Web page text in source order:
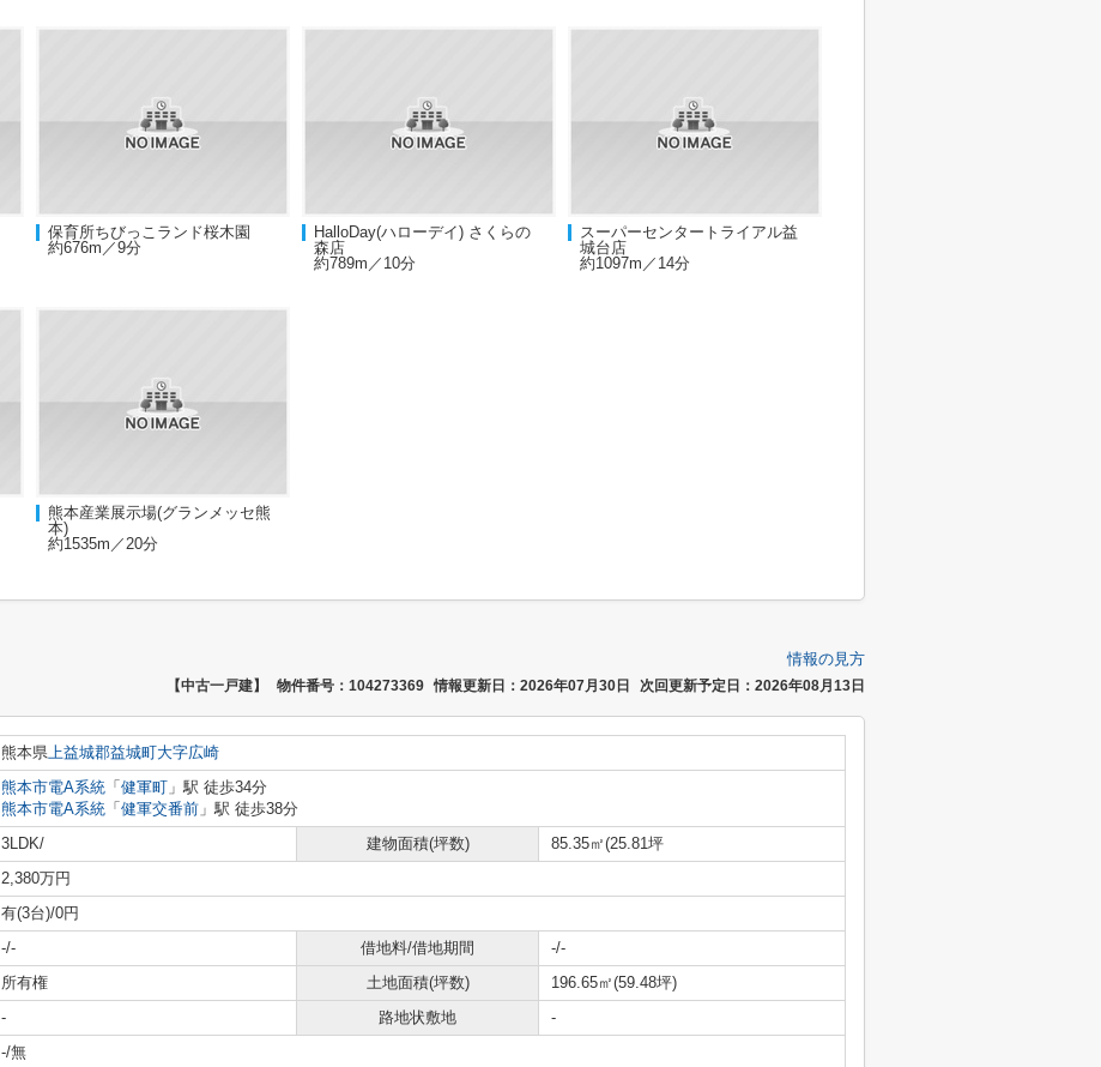
保育所ちびっこランド桜木園
約676m／9分
HalloDay(ハローデイ) さくらの
森店
約789m／10分
スーパーセンタートライアル益
城台店
約1097m／14分
熊本産業展示場(グランメッセ熊
本)
約1535m／20分
情報の見方
【中古一戸建】 物件番号：104273369 情報更新日：2026年07月30日 次回更新予定日：2026年08月13日
熊本県上益城郡益城町大字広崎
熊本市電A系統 「 健軍町 」駅 徒歩34分
熊本市電A系統 「 健軍交番前 」駅 徒歩38分
3LDK/ 建物面積(坪数)
85.35㎡(25.81坪
2,380万円
有(3台)/0円
-/- 借地料/借地期間
-/-
所有権 土地面積(坪数)
196.65㎡(59.48坪)
- 路地状敷地
-
-/無